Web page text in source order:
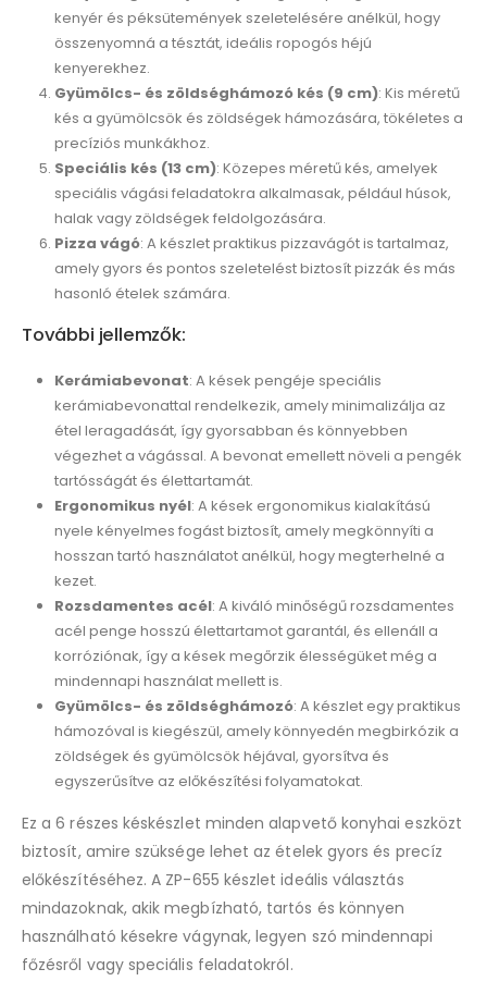
kenyér és péksütemények szeletelésére anélkül, hogy
összenyomná a tésztát, ideális ropogós héjú
kenyerekhez.
Gyümölcs- és zöldséghámozó kés (9 cm): Kis méretű
kés a gyümölcsök és zöldségek hámozására, tökéletes a
precíziós munkákhoz.
Speciális kés (13 cm): Közepes méretű kés, amelyek
speciális vágási feladatokra alkalmasak, például húsok,
halak vagy zöldségek feldolgozására.
Pizza vágó: A készlet praktikus pizzavágót is tartalmaz,
amely gyors és pontos szeletelést biztosít pizzák és más
hasonló ételek számára.
További jellemzők:
Kerámiabevonat: A kések pengéje speciális
kerámiabevonattal rendelkezik, amely minimalizálja az
étel leragadását, így gyorsabban és könnyebben
végezhet a vágással. A bevonat emellett növeli a pengék
tartósságát és élettartamát.
Ergonomikus nyél: A kések ergonomikus kialakítású
nyele kényelmes fogást biztosít, amely megkönnyíti a
hosszan tartó használatot anélkül, hogy megterhelné a
kezet.
Rozsdamentes acél: A kiváló minőségű rozsdamentes
acél penge hosszú élettartamot garantál, és ellenáll a
korróziónak, így a kések megőrzik élességüket még a
mindennapi használat mellett is.
Gyümölcs- és zöldséghámozó: A készlet egy praktikus
hámozóval is kiegészül, amely könnyedén megbirkózik a
zöldségek és gyümölcsök héjával, gyorsítva és
egyszerűsítve az előkészítési folyamatokat.
Ez a 6 részes késkészlet minden alapvető konyhai eszközt
biztosít, amire szüksége lehet az ételek gyors és precíz
előkészítéséhez. A ZP-655 készlet ideális választás
mindazoknak, akik megbízható, tartós és könnyen
használható késekre vágynak, legyen szó mindennapi
főzésről vagy speciális feladatokról.